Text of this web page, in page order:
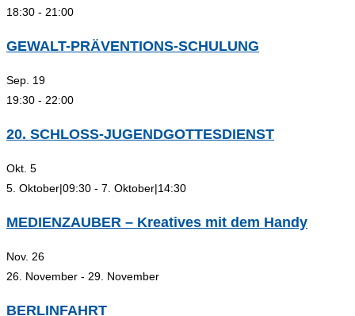
18:30 - 21:00
GEWALT-PRÄVENTIONS-SCHULUNG
Sep. 19
19:30 - 22:00
20. SCHLOSS-JUGENDGOTTESDIENST
Okt. 5
5. Oktober|09:30 - 7. Oktober|14:30
MEDIENZAUBER – Kreatives mit dem Handy
Nov. 26
26. November - 29. November
BERLINFAHRT